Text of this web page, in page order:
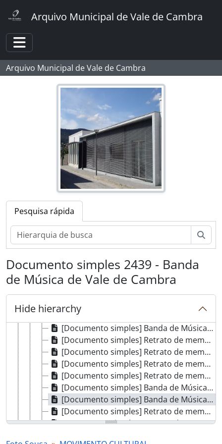
Arquivo Municipal de Vale de Cambra
Toggle navigation
Arquivo Municipal de Vale de Cambra
Pesquisa rápida
Documento simples 2439 - Banda
de Música de Vale de Cambra
Hide hierarchy
[Fundos] Foto Sousa
[Secção] CÂMARA MUNICIPAL
[Secção] JUNTAS DE FREGUESIA
[Secção] MOVIMENTO CULTURAL
[Séries] Artes do espetáculo
[Séries] Artesanato
[Séries] Bandas de Música
[Documento simples] Banda de Música de Vale de Cambra
[Documento simples] Retrato de membro da Banda de Música de Vale de Cambra
[Documento simples] Retrato de membro da Banda de Música de Vale de Cambra
[Documento simples] Retrato de membro da Banda de Música de Vale de Cambra
[Documento simples] Retrato de membro da Banda de Música de Vale de Cambra
[Documento simples] Banda de Música de Vale de Cambra
[Documento simples] Banda de Música de Vale de Cambra
[Documento simples] Retrato de membros da Banda de Música de Vale de Cambra
[Documento simples] Retrato de membros da Banda de Música de Vale de Cambra